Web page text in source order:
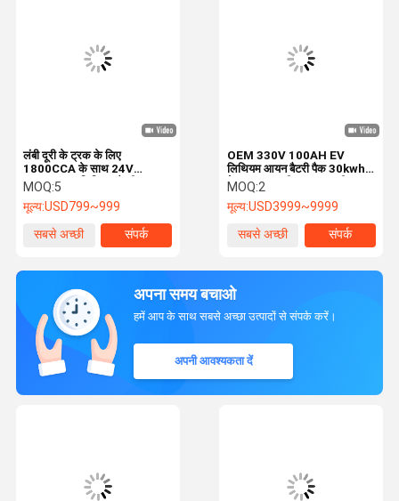
लंबी दूरी के ट्रक के लिए
1800CCA के साथ 24V
304Ah EV लिथियम बैटरी
MOQ:5
मूल्य:USD799~999
सबसे अच्छी
संपर्क
OEM 330V 100AH EV
लिथियम आयन बैटरी पैक 30kwh
के साथ तरल शीतलन प्रणाली
MOQ:2
मूल्य:USD3999~9999
सबसे अच्छी
संपर्क
अपना समय बचाओ
हमें आप के साथ सबसे अच्छा उत्पादों से संपर्क करें।
अपनी आवश्यकता दें